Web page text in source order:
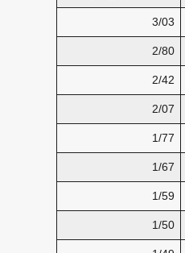
3/03
2/80
2/42
2/07
1/77
1/67
1/59
1/50